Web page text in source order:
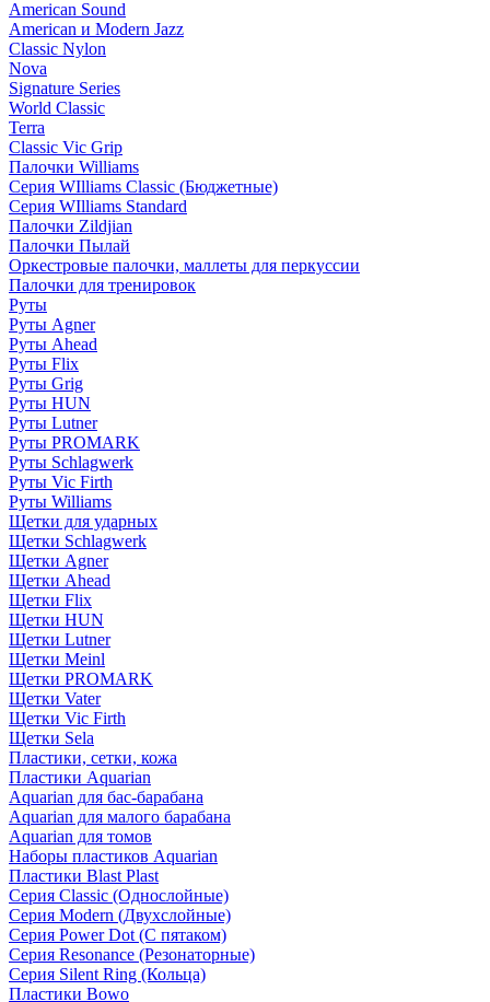
American Sound
American и Modern Jazz
Classic Nylon
Nova
Signature Series
World Classic
Terra
Classic Vic Grip
Палочки Williams
Серия WIlliams Classic (Бюджетные)
Серия WIlliams Standard
Палочки Zildjian
Палочки Пылай
Оркестровые палочки, маллеты для перкуссии
Палочки для тренировок
Руты
Руты Agner
Руты Ahead
Руты Flix
Руты Grig
Руты HUN
Руты Lutner
Руты PROMARK
Руты Schlagwerk
Руты Vic Firth
Руты Williams
Щетки для ударных
Щетки Schlagwerk
Щетки Agner
Щетки Ahead
Щетки Flix
Щетки HUN
Щетки Lutner
Щетки Meinl
Щетки PROMARK
Щетки Vater
Щетки Vic Firth
Щетки Sela
Пластики, сетки, кожа
Пластики Aquarian
Aquarian для бас-барабана
Aquarian для малого барабана
Aquarian для томов
Наборы пластиков Aquarian
Пластики Blast Plast
Серия Classic (Однослойные)
Серия Modern (Двухслойные)
Серия Power Dot (С пятаком)
Серия Resonance (Резонаторные)
Серия Silent Ring (Кольца)
Пластики Bowo